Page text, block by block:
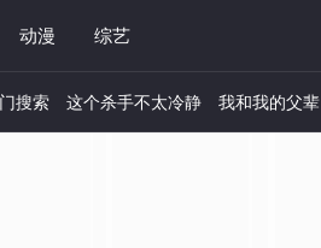
动漫 综艺
搜索 这个杀手不太冷静 我和我的父辈